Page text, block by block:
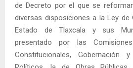
de Decreto por el que se
diversas disposiciones a la Ley de
Estado de Tlaxcala y sus
presentado por las
Constitucionales, Gobernación